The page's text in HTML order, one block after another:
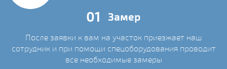
01 Замер
После заявки к вам на участок приезжает наш
сотрудник и при помощи спецоборудования проводит
все необходимые замеры